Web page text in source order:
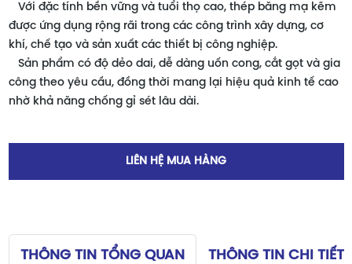
Với đặc tính bền vững và tuổi thọ cao, thép băng mạ kẽm
được ứng dụng rộng rãi trong các công trình xây dựng, cơ
khí, chế tạo và sản xuất các thiết bị công nghiệp.
Sản phẩm có độ dẻo dai, dễ dàng uốn cong, cắt gọt và gia
công theo yêu cầu, đồng thời mang lại hiệu quả kinh tế cao
nhờ khả năng chống gỉ sét lâu dài.
LIÊN HỆ MUA HÀNG
THÔNG TIN TỔNG QUAN THÔNG TIN CHI TIẾT